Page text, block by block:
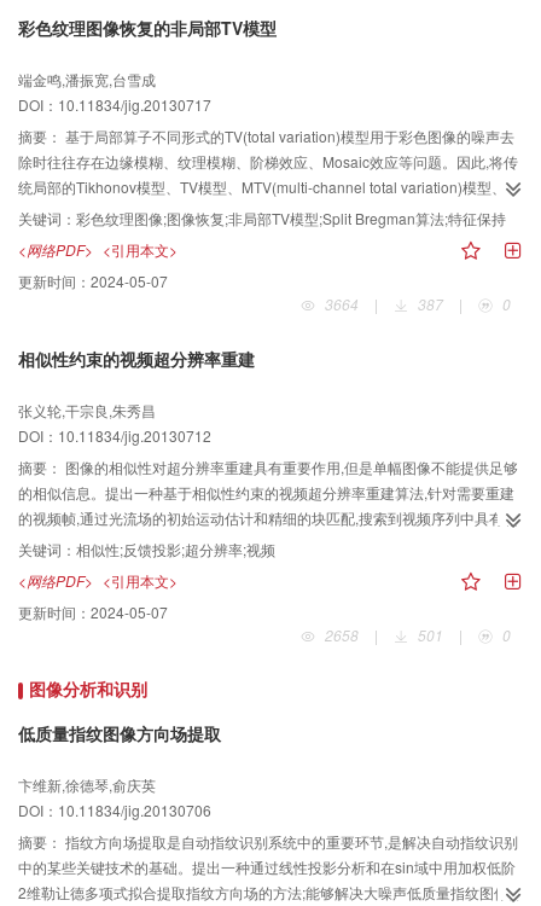
的噪声适应能力。
彩色纹理图像恢复的非局部TV模型
端金鸣,潘振宽,台雪成
DOI：10.11834/jig.20130717
摘要： 基于局部算子不同形式的TV(total variation)模型用于彩色图像的噪声去
除时往往存在边缘模糊、纹理模糊、阶梯效应、Mosaic效应等问题。因此,将传
统局部的Tikhonov模型、TV模型、MTV(multi-channel total variation)模型、
CTV(color total variation)模型推广到基于非局部算子概念的NL-CT(non-local
color Tikhonov)模型、NL-LTV(non-local layered total variation)模型、NL-
MTV(non-local multi-channel total variation)模型、NL-CTV(non-local color
total variation)模型,并通过引入辅助变量和Bregman迭代参数设计了相应的快速
Split Bregman算法。实验结果表明,所提出的非局部TV模型都很好地解决了局
中NL-CTV处理效果最好,但是计算效率较低。
关键词： 彩色纹理图像;图像恢复;非局部TV模型;Split Bregman算法;特征保持
<网络PDF> <引用本文>
更新时间： 2024-05-07
3664
| 387 | 0
相似性约束的视频超分辨率重建
张义轮,干宗良,朱秀昌
DOI：10.11834/jig.20130712
摘要： 图像的相似性对超分辨率重建具有重要作用,但是单幅图像不能提供足够
的相似信息。提出一种基于相似性约束的视频超分辨率重建算法,针对需要重建
的视频帧,通过光流场的初始运动估计和精细的块匹配,搜索到视频序列中具有相
似的信息;然后利用相似信息不断修正迭代反投影中的重建误差。实验结果表明
本文算法能够增加图像细节,并且可以消除边缘出现的人造效应,获得清晰的图像
边缘。
关键词： 相似性;反馈投影;超分辨率;视频
<网络PDF> <引用本文>
更新时间： 2024-05-07
2658
| 501 | 0
图像分析和识别
低质量指纹图像方向场提取
卞维新,徐德琴,俞庆英
DOI：10.11834/jig.20130706
摘要： 指纹方向场提取是自动指纹识别系统中的重要环节,是解决自动指纹识别
中的某些关键技术的基础。提出一种通过线性投影分析和在sin域中用加权低阶
2维勒让德多项式拟合提取指纹方向场的方法;能够解决大噪声低质量指纹图像方